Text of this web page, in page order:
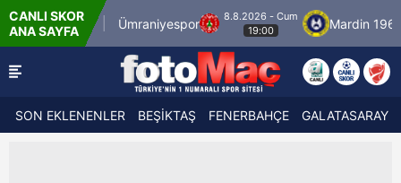
CANLI SKOR
ANA SAYFA
Ümraniyespor
8.8.2026 - Cum
Mardin 1969
SON EKLENENLER BEŞİKTAŞ FENERBAHÇE GALATASARAY